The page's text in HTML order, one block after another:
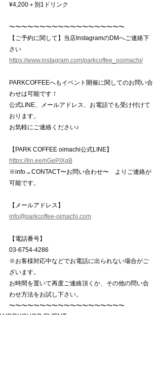
¥4,200＋別1ドリンク
〜〜〜〜〜〜〜〜〜〜〜〜〜〜〜〜〜〜〜
【ご予約に関して】当店InstagramのDMへご連絡下
さい
https://www.instagram.com/parkcoffee_ooimachi/
PARKCOFFEEへもイベント開催に関してのお問い合
わせは可能です！
公式LINE、メールアドレス、お電話でも受け付けて
おります。
お気軽にご連絡ください♪
【PARK COFFEE oimachi公式LINE】
https://lin.ee/nGePIXgB
※info→CONTACT〜お問い合わせ〜　よりご連絡が
可能です。
【メールアドレス】
info@parkcoffee-oimachi.com
【電話番号】
03-6754-4286
※お客様対応中などでお電話に出られない場合がご
ざいます。
お時間を置いて再度ご連絡頂くか、その他の問い合
わせ方法をお試し下さい。
〜〜〜〜〜〜〜〜〜〜〜〜〜〜〜〜〜〜〜
WORKSHOP EVENT